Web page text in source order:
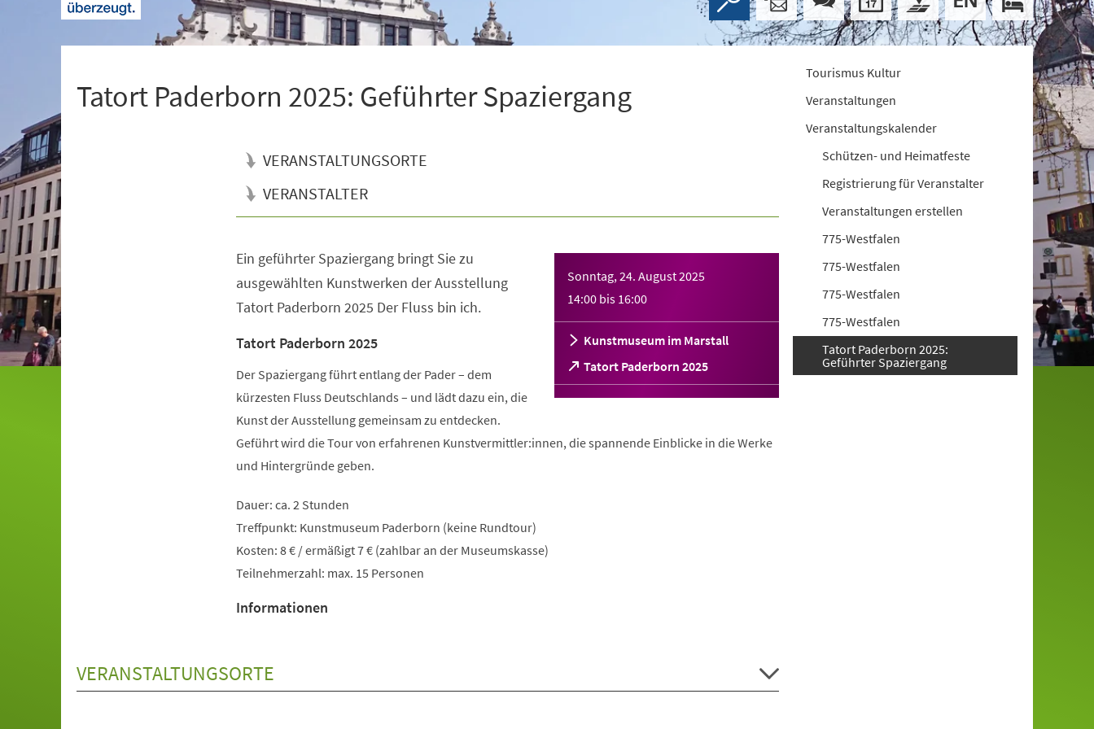
Tatort Paderborn 2025: Geführter Spaziergang
VERANSTALTUNGSORTE
VERANSTALTER
Sonntag, 24. August 2025
14:00 bis 16:00
Kunstmuseum im Marstall
Tatort Paderborn 2025
(Öffnet
in
einem
Ein geführter Spaziergang bringt Sie zu
ausgewählten Kunstwerken der Ausstellung
Tatort Paderborn 2025 Der Fluss bin ich.
Tatort Paderborn 2025
Der Spaziergang führt entlang der Pader – dem
kürzesten Fluss Deutschlands – und lädt dazu ein, die
Kunst der Ausstellung gemeinsam zu entdecken.
Geführt wird die Tour von erfahrenen Kunstvermittler:innen, die spannende Einblicke in die Werke
und Hintergründe geben.
Dauer: ca. 2 Stunden
Treffpunkt: Kunstmuseum Paderborn (keine Rundtour)
Kosten: 8 € / ermäßigt 7 € (zahlbar an der Museumskasse)
Teilnehmerzahl: max. 15 Personen
Informationen
VERANSTALTUNGSORTE
Tourismus Kultur
Veranstaltungen
Veranstaltungskalender
Schützen- und Heimatfeste
Registrierung für Veranstalter
Veranstaltungen erstellen
775-Westfalen
775-Westfalen
775-Westfalen
775-Westfalen
Tatort Paderborn 2025:
Geführter Spaziergang